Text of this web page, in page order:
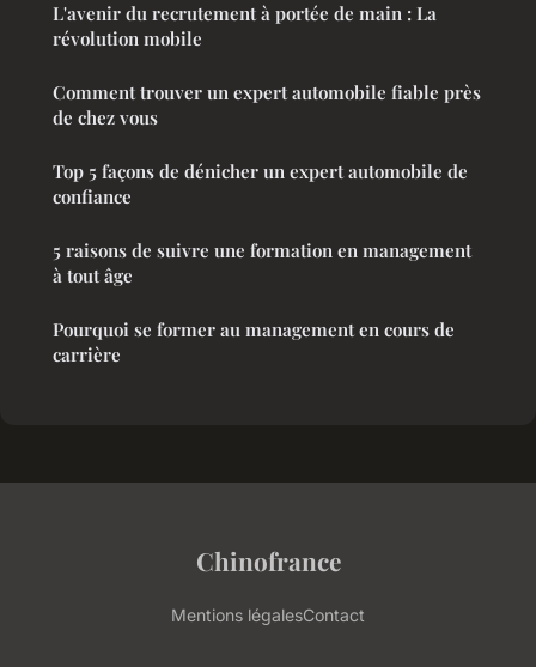
L'avenir du recrutement à portée de main : La
révolution mobile
Comment trouver un expert automobile fiable près
de chez vous
Top 5 façons de dénicher un expert automobile de
confiance
5 raisons de suivre une formation en management
à tout âge
Pourquoi se former au management en cours de
carrière
Chinofrance
Mentions légalesContact